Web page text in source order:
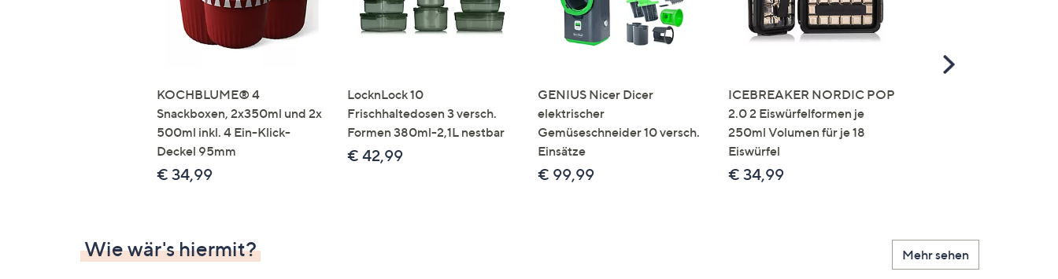
KOCHBLUME® 4
Snackboxen, 2x350ml und 2x
500ml inkl. 4 Ein-Klick-
Deckel 95mm
€ 34,99
LocknLock 10
Frischhaltedosen 3 versch.
Formen 380ml-2,1L nestbar
€ 42,99
GENIUS Nicer Dicer
elektrischer
Gemüseschneider 10 versch.
Einsätze
€ 99,99
ICEBREAKER NORDIC POP
2.0 2 Eiswürfelformen je
250ml Volumen für je 18
Eiswürfel
€ 34,99
Scroll
Wie wär's hiermit? Mehr sehen